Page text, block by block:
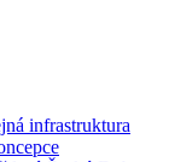
infrastruktura